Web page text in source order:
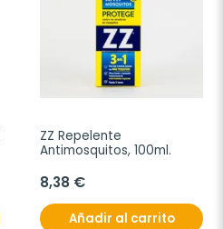
ZZ Repelente
Antimosquitos, 100ml.
8,38 €
Añadir al carrito